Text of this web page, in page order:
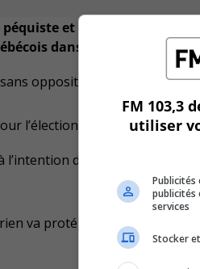
et député de
dans La Prairie.
opposition pour le parti.
l’élection fédérale
l’intention de défendre
va protéger la laïcité de
FM 103,3
utiliser
Publicités
publicités
services
Stocker